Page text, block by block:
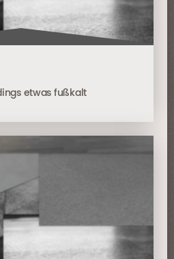
etwas fußkalt